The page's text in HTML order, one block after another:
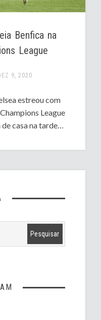
Benfica na
League
9, 2020
estreou com
League
casa na tarde…